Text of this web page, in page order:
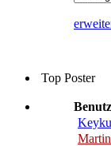
Top Poster